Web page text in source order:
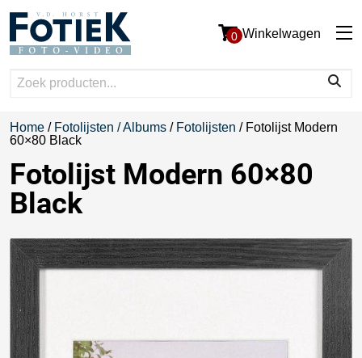
0 Winkelwagen
Home / Fotolijsten / Albums / Fotolijsten / Fotolijst Modern
60×80 Black
Fotolijst Modern 60×80
Black